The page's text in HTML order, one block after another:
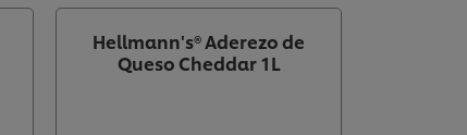
Hellmann's® Aderezo de
Queso Cheddar 1L